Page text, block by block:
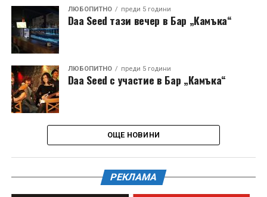
ЛЮБОПИТНО преди 5 години
Daa Seed тази вечер в Бар „Камъка“
ЛЮБОПИТНО преди 5 години
Daa Seed с участие в Бар „Камъка“
ОЩЕ НОВИНИ
РЕКЛАМА